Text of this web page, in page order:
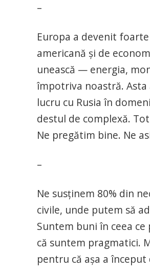
–
Europa a devenit
americană și de
unească — energia,
împotriva noastră. Asta
lucru cu Rusia în
destul de complexă.
Ne pregătim bine. Ne
–
Ne susţinem 80% din
civile, unde putem să
Suntem buni în ceea
că suntem pragmatici.
pentru că aşa a